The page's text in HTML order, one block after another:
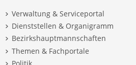
Verwaltung & Serviceportal
Dienststellen & Organigramm
Bezirkshauptmannschaften
Themen & Fachportale